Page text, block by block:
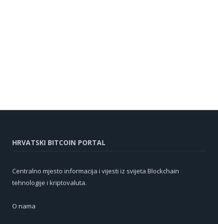
HRVATSKI BITCOIN PORTAL
Centralno mjesto informacija i vijesti iz svijeta Blockchain
tehnologije i kriptovaluta.
O nama